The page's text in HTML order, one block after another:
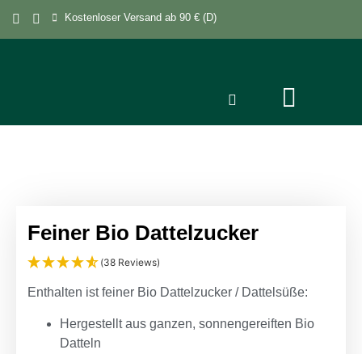
Kostenloser Versand ab 90 € (D)
Feiner Bio Dattelzucker
(38 Reviews)
Enthalten ist feiner Bio Dattelzucker / Dattelsüße:
Hergestellt aus ganzen, sonnengereiften Bio
Datteln